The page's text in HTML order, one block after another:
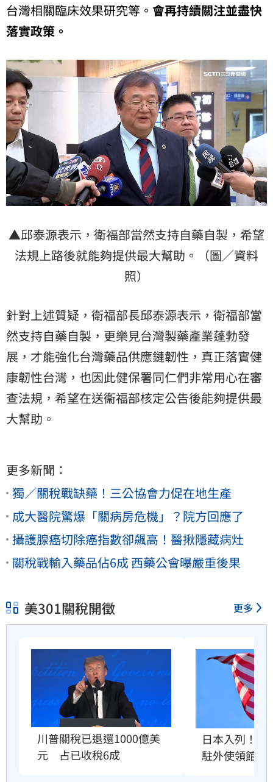
台灣相關臨床效果研究等。 會再持續關注並盡快
落實政策。
▲邱泰源表示，衛福部當然支持自藥自製，希望
法規上路後就能夠提供最大幫助。（圖／資料
照）
針對上述質疑，衛福部長邱泰源表示，衛福部當
然支持自藥自製，更樂見台灣製藥產業蓬勃發
展，才能強化台灣藥品供應鏈韌性，真正落實健
康韌性台灣，也因此健保署同仁們非常用心在審
查法規，希望在送衞福部核定公告後能夠提供最
大幫助。
更多新聞：
獨／關稅戰缺藥！三公協會力促在地生產
成大醫院驚爆「關病房危機」？院方回應了
攝護腺癌切除癌指數卻飆高！醫揪隱藏病灶
關稅戰輸入藥品佔6成 西藥公會曝嚴重後果
美301關稅開徵 更多
川普關稅已退還1000億美
元　占已收稅6成
日本入列！爆
駐外使領館」